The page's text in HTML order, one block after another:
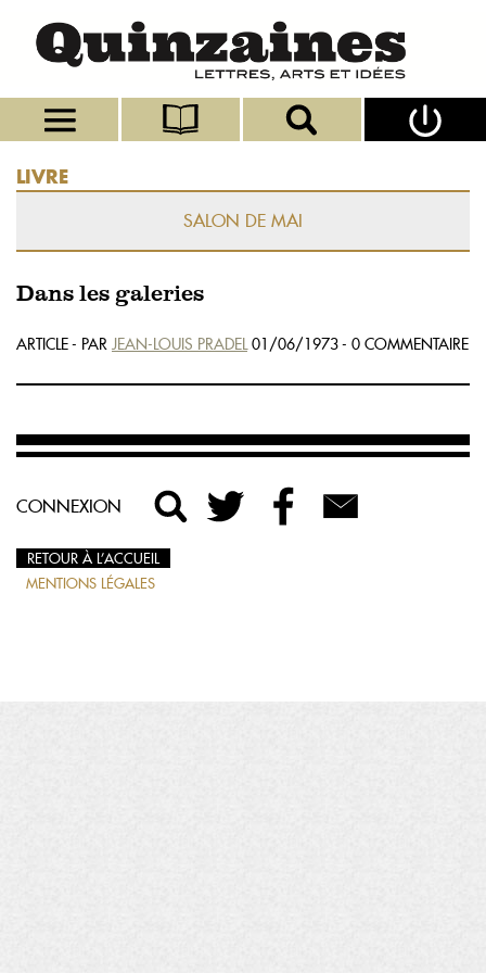
LIVRE
SALON DE MAI
Dans les galeries
ARTICLE - PAR JEAN-LOUIS PRADEL01/06/1973 - 0 COMMENTAIRE
CONNEXION
RETOUR À L’ACCUEIL
MENTIONS LÉGALES